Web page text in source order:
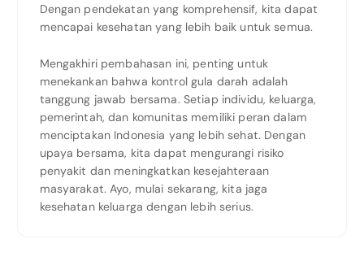
Dengan pendekatan yang komprehensif, kita dapat
mencapai kesehatan yang lebih baik untuk semua.
Mengakhiri pembahasan ini, penting untuk
menekankan bahwa kontrol gula darah adalah
tanggung jawab bersama. Setiap individu, keluarga,
pemerintah, dan komunitas memiliki peran dalam
menciptakan Indonesia yang lebih sehat. Dengan
upaya bersama, kita dapat mengurangi risiko
penyakit dan meningkatkan kesejahteraan
masyarakat. Ayo, mulai sekarang, kita jaga
kesehatan keluarga dengan lebih serius.